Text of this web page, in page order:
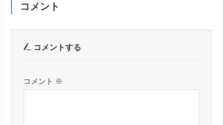
コメント
コメントする
コメント ※